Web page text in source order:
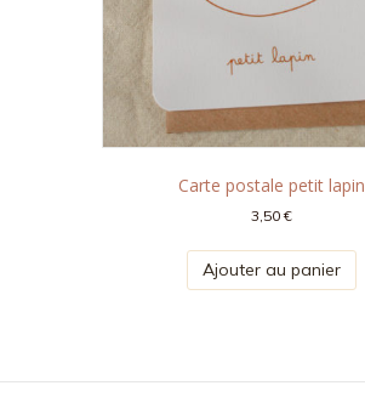
Carte postale petit lapin
3,50€
Ajouter au panier